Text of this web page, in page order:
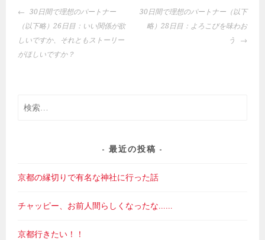
投
稿
ナ
ビ
ョ
30日間で理想のパートナー
（以下略）26日目：いい関係が欲
しいですか、それともストーリー
がほしいですか？
30日間で理想のパートナー（以下
略）28日目：よろこびを味わお
う
索:
最近の投稿
京都の縁切りで有名な神社に行った話
チャッピー、お前人間らしくなったな……
京都行きたい！！